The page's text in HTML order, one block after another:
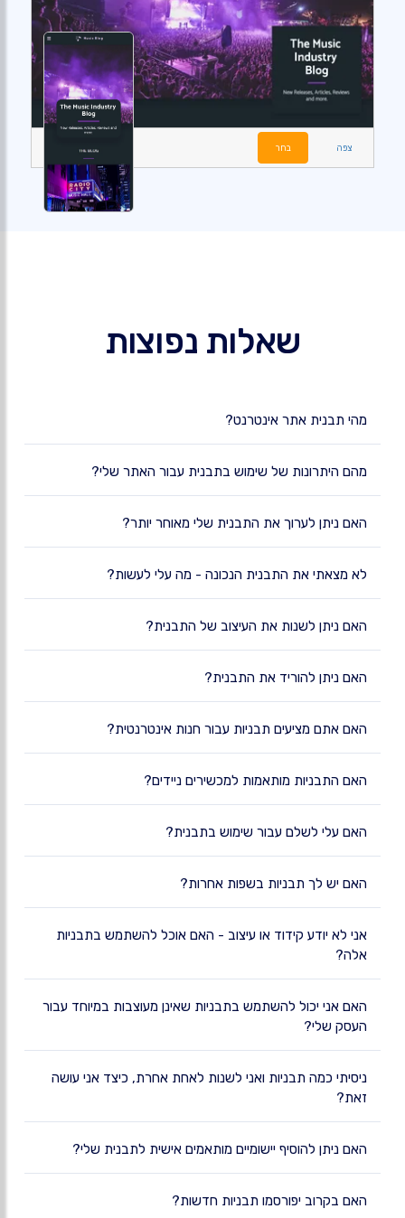
צפה בחר
שאלות נפוצות
מהי תבנית אתר אינטרנט?
מהם היתרונות של שימוש בתבנית עבור האתר שלי?
האם ניתן לערוך את התבנית שלי מאוחר יותר?
לא מצאתי את התבנית הנכונה - מה עלי לעשות?
האם ניתן לשנות את העיצוב של התבנית?
האם ניתן להוריד את התבנית?
האם אתם מציעים תבניות עבור חנות אינטרנטית?
האם התבניות מותאמות למכשירים ניידים?
האם עלי לשלם עבור שימוש בתבנית?
האם יש לך תבניות בשפות אחרות?
אני לא יודע קידוד או עיצוב - האם אוכל להשתמש בתבניות
אלה?
האם אני יכול להשתמש בתבניות שאינן מעוצבות במיוחד עבור
העסק שלי?
ניסיתי כמה תבניות ואני לשנות לאחת אחרת, כיצד אני עושה
זאת?
האם ניתן להוסיף יישומיים מותאמים אישית לתבנית שלי?
האם בקרוב יפורסמו תבניות חדשות?